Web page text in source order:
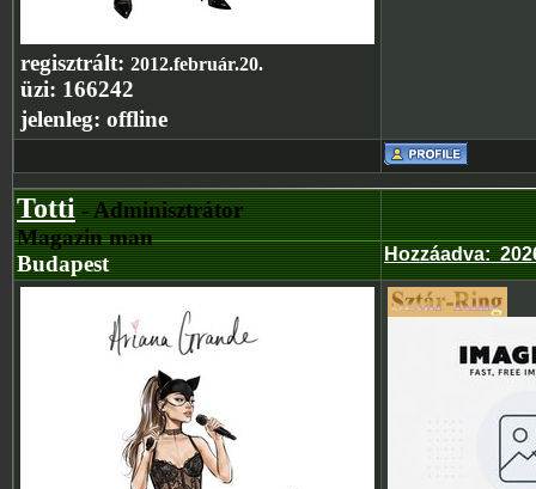
regisztrált: 2012.február.20.
üzi: 166242
jelenleg: offline
Totti- Adminisztrátor
Magazin man
Budapest
Hozzáadva: